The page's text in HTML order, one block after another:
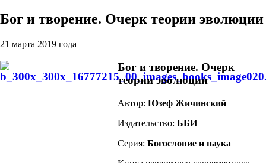
Бог и творение. Очерк теории эволюции
21 марта 2019 года
Бог и творение. Очерк
теории эволюции
Автор: Юзеф Жичинский
Издательство: ББИ
Серия: Богословие и наука